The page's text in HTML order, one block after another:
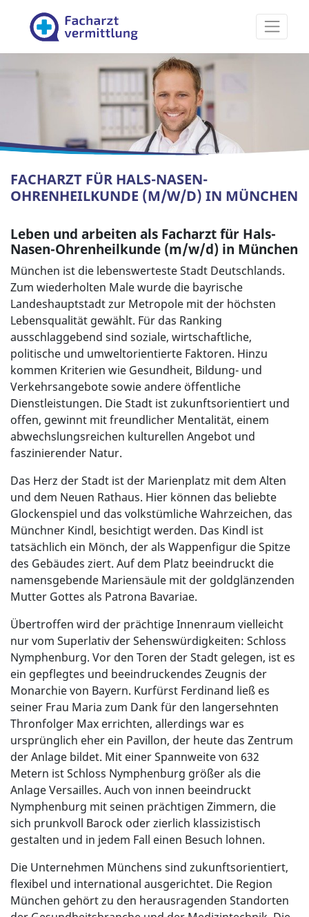
Facharztvermittlung
FACHARZT FÜR HALS-NASEN-
OHRENHEILKUNDE (M/W/D) IN MÜNCHEN
Leben und arbeiten als Facharzt für Hals-
Nasen-Ohrenheilkunde (m/w/d) in München
München ist die lebenswerteste Stadt Deutschlands.
Zum wiederholten Male wurde die bayrische
Landeshauptstadt zur Metropole mit der höchsten
Lebensqualität gewählt. Für das Ranking
ausschlaggebend sind soziale, wirtschaftliche,
politische und umweltorientierte Faktoren. Hinzu
kommen Kriterien wie Gesundheit, Bildung- und
Verkehrsangebote sowie andere öffentliche
Dienstleistungen. Die Stadt ist zukunftsorientiert und
offen, gewinnt mit freundlicher Mentalität, einem
abwechslungsreichen kulturellen Angebot und
faszinierender Natur.
Das Herz der Stadt ist der Marienplatz mit dem Alten
und dem Neuen Rathaus. Hier können das beliebte
Glockenspiel und das volkstümliche Wahrzeichen, das
Münchner Kindl, besichtigt werden. Das Kindl ist
tatsächlich ein Mönch, der als Wappenfigur die Spitze
des Gebäudes ziert. Auf dem Platz beeindruckt die
namensgebende Mariensäule mit der goldglänzenden
Mutter Gottes als Patrona Bavariae.
Übertroffen wird der prächtige Innenraum vielleicht
nur vom Superlativ der Sehenswürdigkeiten: Schloss
Nymphenburg. Vor den Toren der Stadt gelegen, ist es
ein gepflegtes und beeindruckendes Zeugnis der
Monarchie von Bayern. Kurfürst Ferdinand ließ es
seiner Frau Maria zum Dank für den langersehnten
Thronfolger Max errichten, allerdings war es
ursprünglich eher ein Pavillon, der heute das Zentrum
der Anlage bildet. Mit einer Spannweite von 632
Metern ist Schloss Nymphenburg größer als die
Anlage Versailles. Auch von innen beeindruckt
Nymphenburg mit seinen prächtigen Zimmern, die
sich prunkvoll Barock oder zierlich klassizistisch
gestalten und in jedem Fall einen Besuch lohnen.
Die Unternehmen Münchens sind zukunftsorientiert,
flexibel und international ausgerichtet. Die Region
München gehört zu den herausragenden Standorten